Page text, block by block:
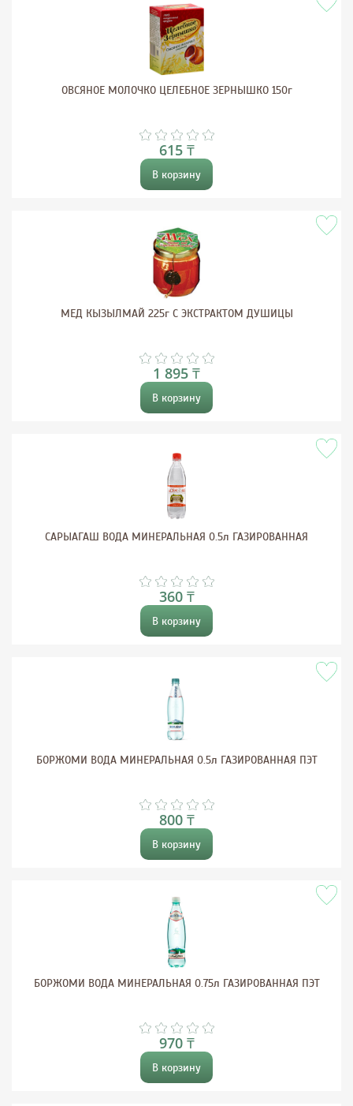
ОВСЯНОЕ МОЛОЧКО ЦЕЛЕБНОЕ ЗЕРНЫШКО 150г
615 ₸
В корзину
МЕД КЫЗЫЛМАЙ 225г С ЭКСТРАКТОМ ДУШИЦЫ
1 895 ₸
В корзину
САРЫАГАШ ВОДА МИНЕРАЛЬНАЯ 0.5л ГАЗИРОВАННАЯ
360 ₸
В корзину
БОРЖОМИ ВОДА МИНЕРАЛЬНАЯ 0.5л ГАЗИРОВАННАЯ ПЭТ
800 ₸
В корзину
БОРЖОМИ ВОДА МИНЕРАЛЬНАЯ 0.75л ГАЗИРОВАННАЯ ПЭТ
970 ₸
В корзину